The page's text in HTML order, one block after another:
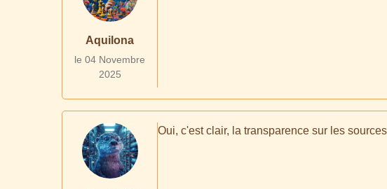
Aquilona
le 04 Novembre
2025
Oui, c'est clair, la transparence sur les